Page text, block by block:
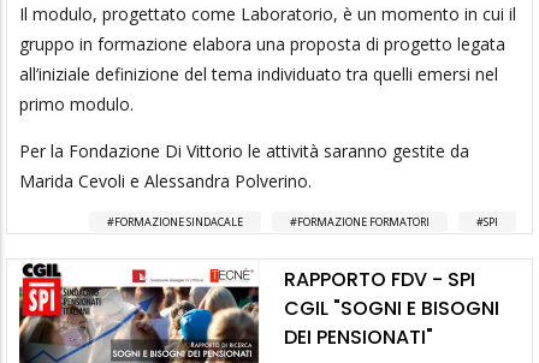
Il modulo, progettato come Laboratorio, è un momento in cui il
gruppo in formazione elabora una proposta di progetto legata
all’iniziale definizione del tema individuato tra quelli emersi nel
primo modulo.
Per la Fondazione Di Vittorio le attività saranno gestite da
Marida Cevoli e Alessandra Polverino.
FORMAZIONE SINDACALE FORMAZIONE FORMATORI SPI
RAPPORTO FDV - SPI
CGIL "SOGNI E BISOGNI
DEI PENSIONATI"